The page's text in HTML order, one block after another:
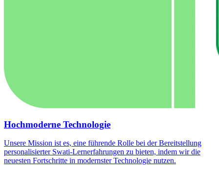
Hochmoderne Technologie
Unsere Mission ist es, eine führende Rolle bei der Bereitstellung
personalisierter Swati-Lernerfahrungen zu bieten, indem wir die
neuesten Fortschritte in modernster Technologie nutzen.